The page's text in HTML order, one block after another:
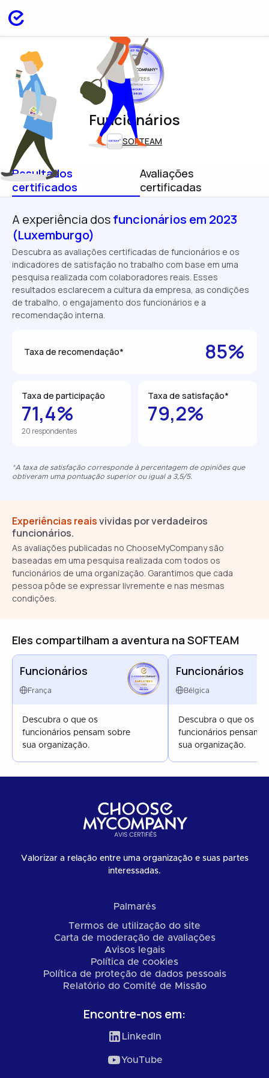
EMPLOYEES
LUXEMBOURG
SEP 2023
Funcionários
SOFTEAM
Resultados
certificados
Avaliações
certificadas
A experiência dosfuncionários em 2023
(Luxemburgo)
Descubra as avaliações certificadas de funcionários e os
indicadores de satisfação no trabalho com base em uma
pesquisa realizada com colaboradores reais. Esses
resultados esclarecem a cultura da empresa, as condições
de trabalho, o engajamento dos funcionários e a
recomendação interna.
Taxa de recomendação* 85%
Taxa de participação
71,4%
20 respondentes
Taxa de satisfação*
79,2%
*A taxa de satisfação corresponde à percentagem de opiniões que
obtiveram uma pontuação superior ou igual a 3,5/5.
Experiências reaisvividas por verdadeiros
funcionários.
As avaliações publicadas no ChooseMyCompany são
baseadas em uma pesquisa realizada com todos os
funcionários de uma organização. Garantimos que cada
pessoa pôde se expressar livremente e nas mesmas
condições.
Eles compartilham a aventura na SOFTEAM
Funcionários
França
EMPLOYEES
FRANCE
APR 2026
Descubra o que os
funcionários pensam sobre
sua organização.
Funcionários
Bélgica
Descubra o que os
funcionários pensam
sua organização.
Valorizar a relação entre uma organização e suas partes
interessadas.
Palmarés
Termos de utilização do site
Carta de moderação de avaliações
Avisos legais
Política de cookies
Política de proteção de dados pessoais
Relatório do Comité de Missão
Encontre-nos em:
LinkedIn
YouTube